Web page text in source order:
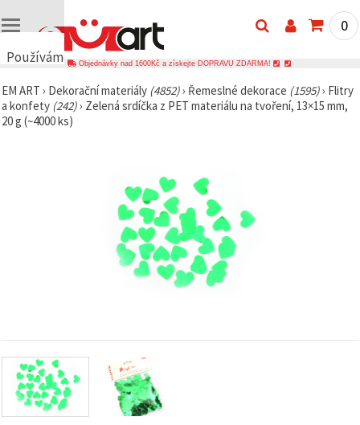
Používáme
🍪
Používáme
cookies a
zobrazovali
obsah a
reklamu, a
to i s
pomocí
našich
0
Objednávky nad 1600Kč a získejte DOPRAVU ZDARMA!
EM ART › Dekorační materiály (4852)› Řemeslné dekorace (1595)› Flitry
a konfety (242)› Zelená srdíčka z PET materiálu na tvoření, 13×15 mm,
20 g (~4000 ks)